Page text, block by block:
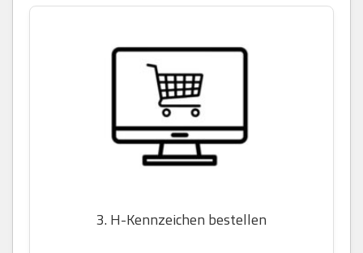
3. H-Kennzeichen bestellen